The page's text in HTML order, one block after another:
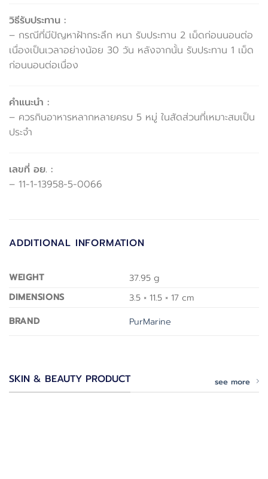
วิธีรับประทาน :
– กรณีที่มีปัญหาฝ้ากระลึก หนา รับประทาน 2 เม็ดก่อนนอนต่อ
เนื่องเป็นเวลาอย่างน้อย 30 วัน หลังจากนั้น รับประทาน 1 เม็ด
ก่อนนอนต่อเนื่อง
คำแนะนำ :
– ควรกินอาหารหลากหลายครบ 5 หมู่ ในสัดส่วนที่เหมาะสมเป็น
ประจำ
เลขที่ อย. :
– 11-1-13958-5-0066
ADDITIONAL INFORMATION
WEIGHT
37.95 g
DIMENSIONS
3.5 × 11.5 × 17 cm
BRAND
PurMarine
SKIN & BEAUTY PRODUCT see more